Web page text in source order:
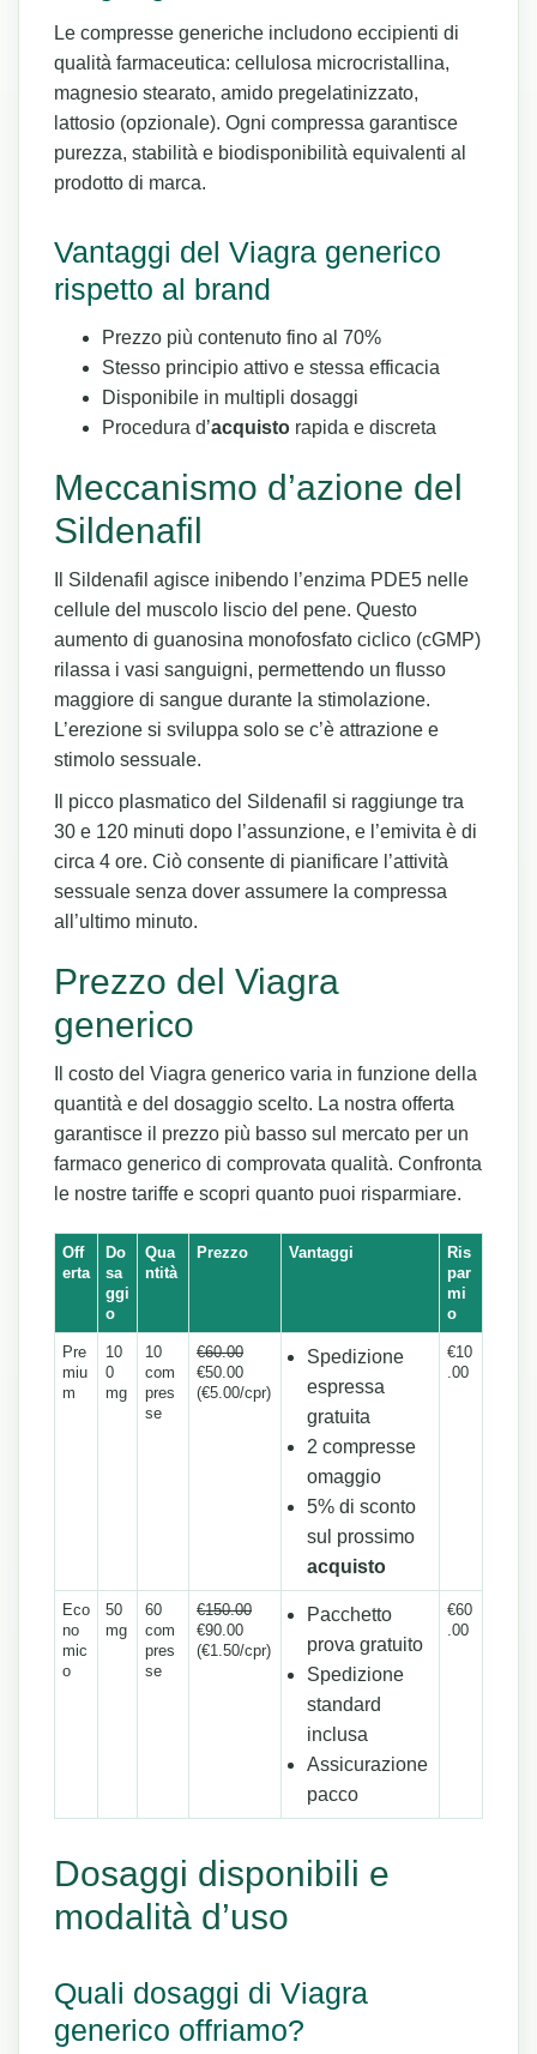
Le compresse generiche includono eccipienti di
qualità farmaceutica: cellulosa microcristallina,
magnesio stearato, amido pregelatinizzato,
lattosio (opzionale). Ogni compressa garantisce
purezza, stabilità e biodisponibilità equivalenti al
prodotto di marca.
Vantaggi del Viagra generico
rispetto al brand
Prezzo più contenuto fino al 70%
Stesso principio attivo e stessa efficacia
Disponibile in multipli dosaggi
Procedura d’acquisto rapida e discreta
Meccanismo d’azione del
Sildenafil
Il Sildenafil agisce inibendo l’enzima PDE5 nelle
cellule del muscolo liscio del pene. Questo
aumento di guanosina monofosfato ciclico (cGMP)
rilassa i vasi sanguigni, permettendo un flusso
maggiore di sangue durante la stimolazione.
L’erezione si sviluppa solo se c’è attrazione e
stimolo sessuale.
Il picco plasmatico del Sildenafil si raggiunge tra
30 e 120 minuti dopo l’assunzione, e l’emivita è di
circa 4 ore. Ciò consente di pianificare l’attività
sessuale senza dover assumere la compressa
all’ultimo minuto.
Prezzo del Viagra
generico
Il costo del Viagra generico varia in funzione della
quantità e del dosaggio scelto. La nostra offerta
garantisce il prezzo più basso sul mercato per un
farmaco generico di comprovata qualità. Confronta
le nostre tariffe e scopri quanto puoi risparmiare.
Off
erta
Do
sa
ggi
o
Qua
ntità
Prezzo Vantaggi
Ris
par
mi
o
Pre
miu
m
10
0
mg
10
com
pres
se
€60.00
€50.00
(€5.00/cpr)
Spedizione
espressa
gratuita
2 compresse
omaggio
5% di sconto
sul prossimo
acquisto
€10
.00
Eco
no
mic
o
50
mg
60
com
pres
se
€150.00
€90.00
(€1.50/cpr)
Pacchetto
prova gratuito
Spedizione
standard
inclusa
Assicurazione
pacco
€60
.00
Dosaggi disponibili e
modalità d’uso
Quali dosaggi di Viagra
generico offriamo?